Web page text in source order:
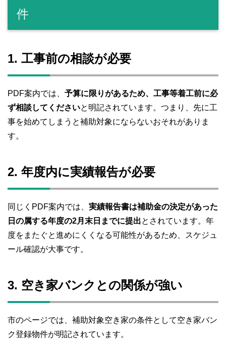
件
1. 工事前の相談が必要
PDF案内では、 予算に限りがあるため、工事等着工前に必
ず相談してくださいと明記されています。つまり、先に工
事を始めてしまうと補助対象にならないおそれがありま
す。
2. 年度内に実績報告が必要
同じくPDF案内では、 実績報告書は補助金の決定があった
日の属する年度の2月末日までに提出とされています。年
度をまたぐと進めにくくなる可能性があるため、スケジュ
ール確認が大事です。
3. 空き家バンクとの関係が強い
市のページでは、補助対象空き家の条件として空き家バン
ク登録物件が明記されています。